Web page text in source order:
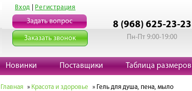
Вход Регистрация
Задать вопрос
Заказать звонок
8 (968) 625-23-23
Пн-Пт 9:00-19:00
Новинки Поставщики Таблица размеров
Главная » Красота и здоровье » Гель для душа, пена, мыло